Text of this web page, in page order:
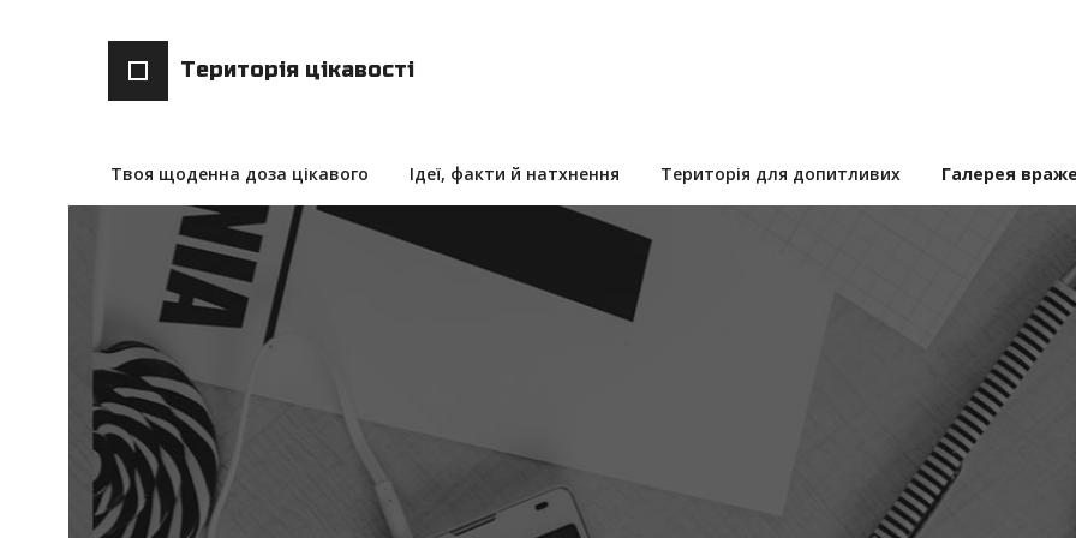
Територія цікавості
Твоя щоденна доза цікавого Ідеї, факти й натхнення Територія для допитливих Галерея